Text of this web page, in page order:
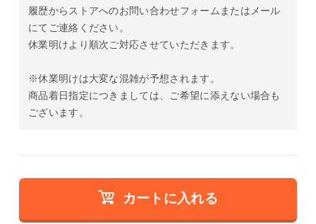
履歴からストアへのお問い合わせフォームまたはメール
にてご連絡ください。
休業明けより順次ご対応させていただきます。
※休業明けは大変な混雑が予想されます。
商品着日指定につきましては、ご希望に添えない場合も
ございます。
カートに入れる